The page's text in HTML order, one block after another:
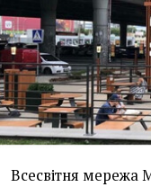
Всесвітня мережа